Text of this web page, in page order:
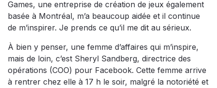
Games, une entreprise de création de jeux également
basée à Montréal, m’a beaucoup aidée et il continue
de m’inspirer. Je prends ce qu’il me dit au sérieux.
À bien y penser, une femme d’affaires qui m’inspire,
mais de loin, c’est Sheryl Sandberg, directrice des
opérations (COO) pour Facebook. Cette femme arrive
à rentrer chez elle à 17 h le soir, malgré la notoriété et